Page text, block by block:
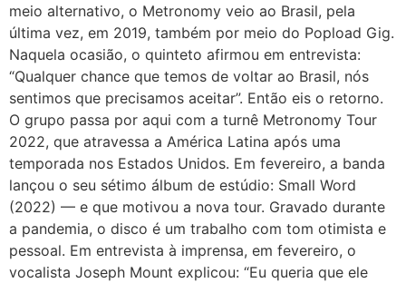
meio alternativo, o Metronomy veio ao Brasil, pela
última vez, em 2019, também por meio do Popload Gig.
Naquela ocasião, o quinteto afirmou em entrevista:
“Qualquer chance que temos de voltar ao Brasil, nós
sentimos que precisamos aceitar”. Então eis o retorno.
O grupo passa por aqui com a turnê Metronomy Tour
2022, que atravessa a América Latina após uma
temporada nos Estados Unidos. Em fevereiro, a banda
lançou o seu sétimo álbum de estúdio: Small Word
(2022) — e que motivou a nova tour. Gravado durante
a pandemia, o disco é um trabalho com tom otimista e
pessoal. Em entrevista à imprensa, em fevereiro, o
vocalista Joseph Mount explicou: “Eu queria que ele